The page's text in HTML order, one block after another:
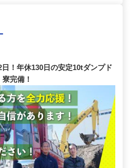
！年休130日の安定10tダンプド
完備！